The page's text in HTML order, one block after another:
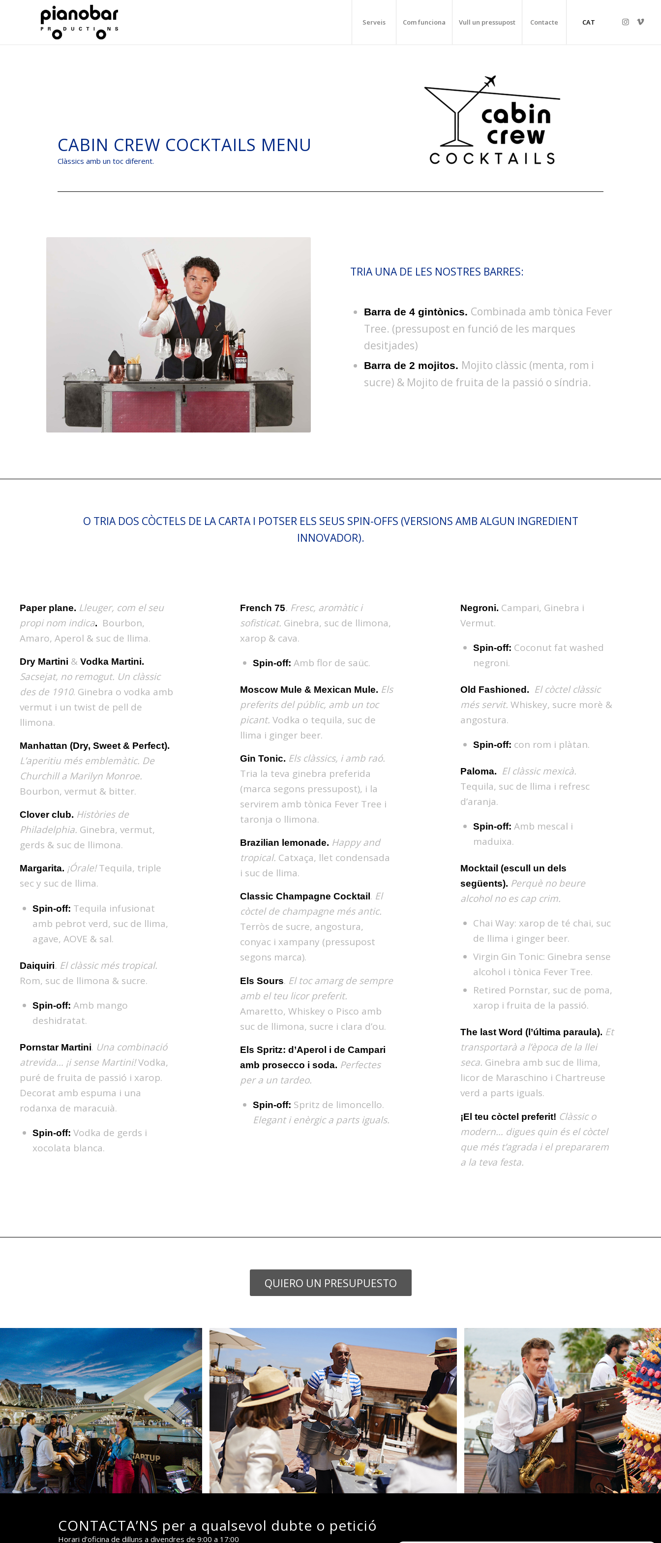
Serveis Com funciona Vull un pressupost Contacte CAT
CABIN CREW COCKTAILS MENU
Clàssics amb un toc diferent.
TRIA UNA DE LES NOSTRES BARRES:
Barra de 4 gintònics. Combinada amb tònica Fever
Tree. (pressupost en funció de les marques
desitjades)
Barra de 2 mojitos. Mojito clàssic (menta, rom i
sucre) & Mojito de fruita de la passió o síndria.
O TRIA DOS CÒCTELS DE LA CARTA I POTSER ELS SEUS SPIN-OFFS (VERSIONS AMB ALGUN INGREDIENT
INNOVADOR).
Paper plane. Lleuger, com el seu
propi nom indica. Bourbon,
Amaro, Aperol & suc de llima.
Dry Martini &Vodka Martini.
Sacsejat, no remogut. Un clàssic
des de 1910. Ginebra o vodka amb
vermut i un twist de pell de
llimona.
Manhattan (Dry, Sweet & Perfect).
L’aperitiu més emblemàtic. De
Churchill a Marilyn Monroe.
Bourbon, vermut & bitter.
Clover club. Històries de
Philadelphia. Ginebra, vermut,
gerds & suc de llimona.
Margarita. ¡Órale!Tequila, triple
sec y suc de llima.
Spin-off: Tequila infusionat
amb pebrot verd, suc de llima,
agave, AOVE & sal.
Daiquiri. El clàssic més tropical.
Rom, suc de llimona & sucre.
Spin-off: Amb mango
deshidratat.
Pornstar Martini. Una combinació
atrevida… ¡i sense Martini!Vodka,
puré de fruita de passió i xarop.
Decorat amb espuma i una
rodanxa de maracuià.
Spin-off: Vodka de gerds i
xocolata blanca.
French 75. Fresc, aromàtic i
sofisticat. Ginebra, suc de llimona,
xarop & cava.
Spin-off:Amb flor de saüc.
Moscow Mule & Mexican Mule. Els
preferits del públic, amb un toc
picant.Vodka o tequila, suc de
llima i ginger beer.
Gin Tonic. Els clàssics, i amb raó.
Tria la teva ginebra preferida
(marca segons pressupost), i la
servirem amb tònica Fever Tree i
taronja o llimona.
Brazilian lemonade. Happy and
tropical. Catxaça, llet condensada
i suc de llima.
Classic Champagne Cocktail . El
còctel de champagne més antic.
Terròs de sucre, angostura,
conyac i xampany (pressupost
segons marca).
Els Sours. El toc amarg de sempre
amb el teu licor preferit.
Amaretto, Whiskey o Pisco amb
suc de llimona, sucre i clara d’ou.
Els Spritz: d’Aperol i de Campari
amb prosecco i soda. Perfectes
per a un tardeo.
Spin-off: Spritz de limoncello.
Elegant i enèrgic a parts iguals.
Negroni. Campari, Ginebra i
Vermut.
Spin-off: Coconut fat washed
negroni.
Old Fashioned. El còctel clàssic
més servit.Whiskey, sucre morè &
angostura.
Spin-off: con rom i plàtan.
Paloma.
El clàssic mexicà.
Tequila, suc de llima i refresc
d’aranja.
Spin-off:Amb mescal i
maduixa.
Mocktail (escull un dels
següents). Perquè no beure
alcohol no es cap crim.
Chai Way: xarop de té chai, suc
de llima i ginger beer.
Virgin Gin Tonic: Ginebra sense
alcohol i tònica Fever Tree.
Retired Pornstar, suc de poma,
xarop i fruita de la passió.
The last Word (l’última paraula). Et
transportarà a l’època de la llei
seca. Ginebra amb suc de llima,
licor de Maraschino i Chartreuse
verd a parts iguals.
¡El teu còctel preferit! Clàssic o
modern… digues quin és el còctel
que més t’agrada i el prepararem
a la teva festa.
QUIERO UN PRESUPUESTO
CONTACTA’NS per a qualsevol dubte o petició
Horari d’oficina de dilluns a divendres de 9:00 a 17:00